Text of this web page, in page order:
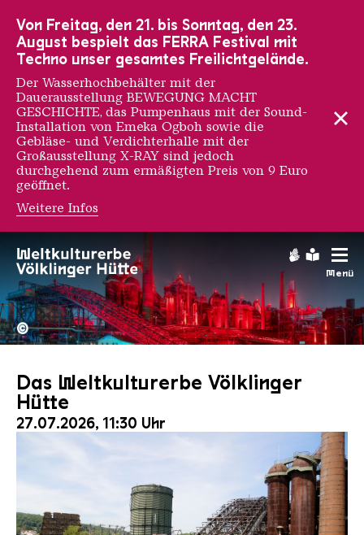
Menü
Hochofengruppe in Rot
Copyright:
©
Das Weltkulturerbe Völklinger
Hütte
27.07.2026, 11:30 Uhr
Von Freitag, den 21. bis Sonntag, den 23.
August bespielt das FERRA Festival mit
Techno unser gesamtes Freilichtgelände.
Der Wasserhochbehälter mit der
Dauerausstellung BEWEGUNG MACHT
GESCHICHTE, das Pumpenhaus mit der Sound-
Installation von Emeka Ogboh sowie die
Gebläse- und Verdichterhalle mit der
Großausstellung X-RAY sind jedoch
durchgehend zum ermäßigten Preis von 9 Euro
geöffnet.
Weitere Infos